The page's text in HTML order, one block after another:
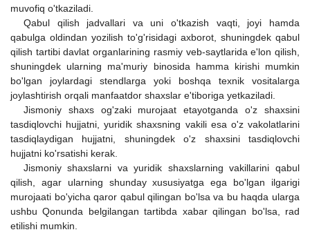
muvofiq o'tkaziladi.
Qabul qilish jadvallari va uni o'tkazish vaqti, joyi hamda
qabulga oldindan yozilish to'g'risidagi axborot, shuningdek qabul
qilish tartibi davlat organlarining rasmiy veb-saytlarida e'lon qilish,
shuningdek ularning ma'muriy binosida hamma kirishi mumkin
bo'lgan joylardagi stendlarga yoki boshqa texnik vositalarga
joylashtirish orqali manfaatdor shaxslar e'tiboriga yetkaziladi.
Jismoniy shaxs og'zaki murojaat etayotganda o'z shaxsini
tasdiqlovchi hujjatni, yuridik shaxsning vakili esa o'z vakolatlarini
tasdiqlaydigan hujjatni, shuningdek o'z shaxsini tasdiqlovchi
hujjatni ko'rsatishi kerak.
Jismoniy shaxslarni va yuridik shaxslarning vakillarini qabul
qilish, agar ularning shunday xususiyatga ega bo'lgan ilgarigi
murojaati bo'yicha qaror qabul qilingan bo'lsa va bu haqda ularga
ushbu Qonunda belgilangan tartibda xabar qilingan bo'lsa, rad
etilishi mumkin.